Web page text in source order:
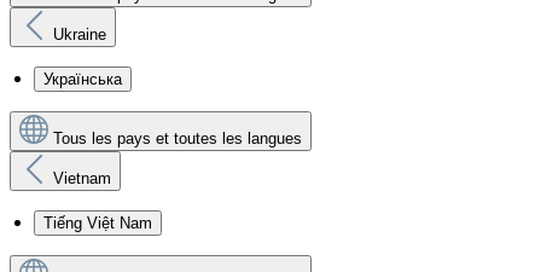
Ukraine
Українська
Tous les pays et toutes les langues
Vietnam
Tiếng Việt Nam